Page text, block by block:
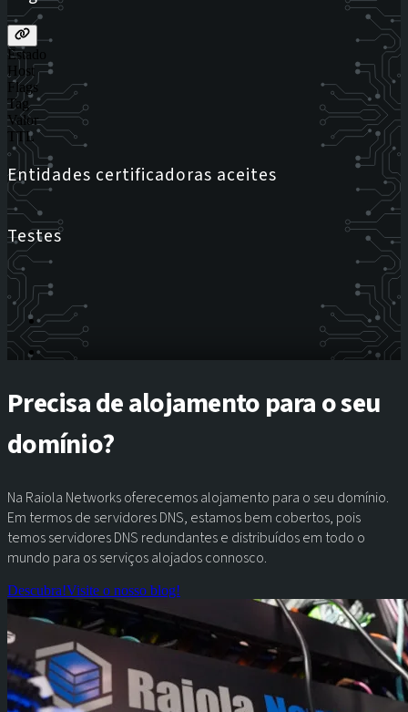
Estado
Host
Flags
Tag
Valor
TTL
Entidades certificadoras aceites
Testes
Precisa de alojamento para o seu
domínio?
Na Raiola Networks oferecemos alojamento para o seu domínio.
Em termos de servidores DNS, estamos bem cobertos, pois
temos servidores DNS redundantes e distribuídos em todo o
mundo para os serviços alojados connosco.
Descubra!Visite o nosso blog!